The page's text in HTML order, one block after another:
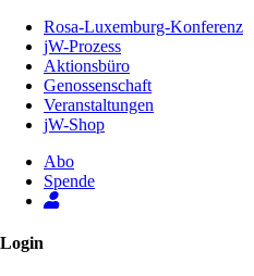
Inhalt
Seite
Rosa-Luxemburg-Konferenz
jW-Prozess
Aktionsbüro
Genossenschaft
Veranstaltungen
jW-Shop
Abo
Spende
Login